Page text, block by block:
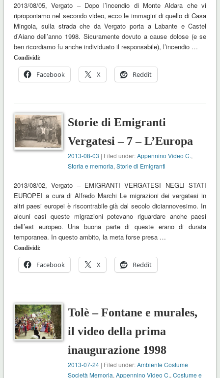
2013/08/05, Vergato – Dopo l’incendio di Monte Aldara che vi
riproponiamo nel secondo video, ecco le immagini di quello di Casa
Mingoia, sulla strada che da Vergato porta a Labante e Castel
d’Aiano dell’anno 1998. Sicuramente dovuto a cause dolose (e se
ben ricordiamo fu anche individuato il responsabile), l’incendio …
Condividi:
Facebook X Reddit
Storie di Emigranti
Vergatesi – 7 – L’Europa
2013-08-03 | Filed under:Appennino Video C.,
Storia e memoria,Storie di Emigranti
2013/08/02, Vergato – EMIGRANTI VERGATESI NEGLI STATI
EUROPEI a cura di Alfredo Marchi Le migrazioni dei vergatesi in
altri paesi europei è riscontrabile già dal secolo diciannovesimo. In
alcuni casi queste migrazioni potevano riguardare anche paesi
dell’est europeo. Una buona parte di queste erano di durata
temporanea. In questo ambito, la meta forse presa …
Condividi:
Facebook X Reddit
Tolè – Fontane e murales,
il video della prima
inaugurazione 1998
2013-07-24 | Filed under:Ambiente Costume
Società Memoria,Appennino Video C.,Costume e